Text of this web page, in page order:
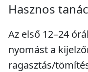
Hasznos
Az első 12–24
nyomást a
ragasztás/